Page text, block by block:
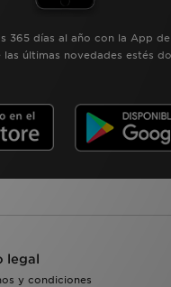
365 días al año con la App de
últimas novedades estés
legal
y condiciones